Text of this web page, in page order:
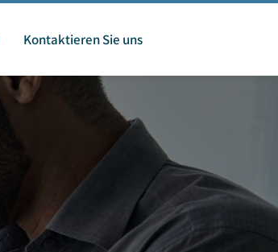
Kontaktieren Sie uns